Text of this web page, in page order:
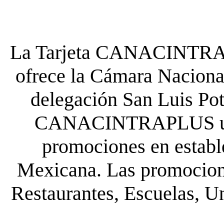
La Tarjeta
ofrece la Cámara
delegación San Luis
CANACINTRAPLUS
promociones en
Mexicana. Las
Restaurantes, Escuelas,